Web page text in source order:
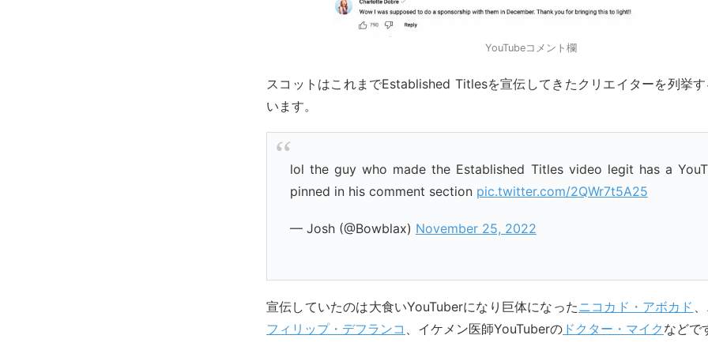
YouTubeコメント欄
スコットはこれまでEstablished Titlesを宣伝してきたクリエイターを列挙
います。
lol the guy who made the Established Titles video legit has a
pinned in his comment section pic.twitter.com/2QWr7t5A25
— Josh (@Bowblax) November 25, 2022
宣伝していたのは大食いYouTuberになり巨体になったニコカド・アボカド
フィリップ・デフランコ 、イケメン医師YouTuberの ドクター・マイク などで